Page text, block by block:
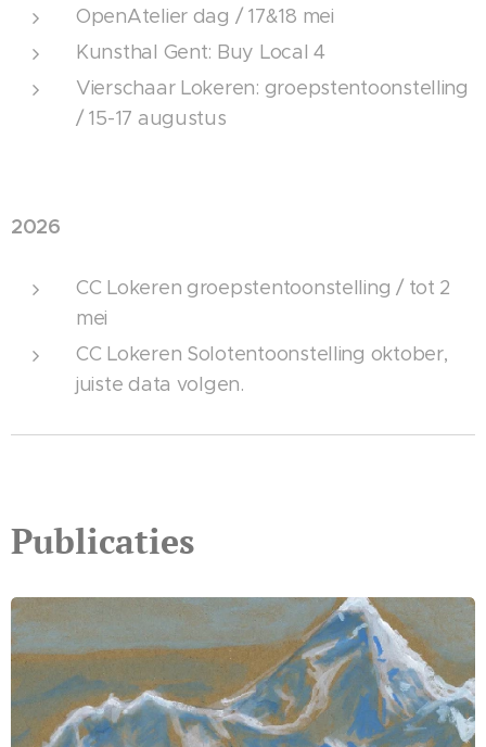
OpenAtelier dag / 17&18 mei
Kunsthal Gent: Buy Local 4
Vierschaar Lokeren: groepstentoonstelling
/ 15-17 augustus
2026
CC Lokeren groepstentoonstelling / tot 2
mei
CC Lokeren Solotentoonstelling oktober,
juiste data volgen.
Publicaties